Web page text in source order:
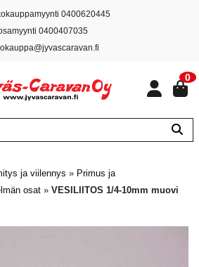
0400620445
0400407035
0
ja viilennys » Primus ja
osat » VESILIITOS 1/4-10mm muovi